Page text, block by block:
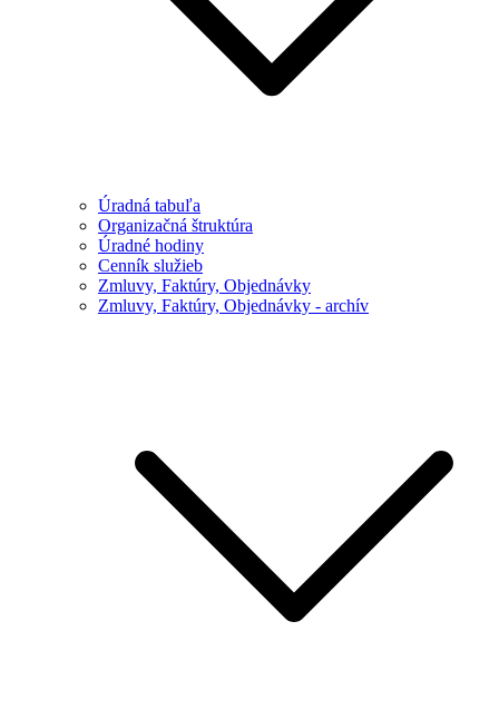
Úradná tabuľa
Organizačná štruktúra
Úradné hodiny
Cenník služieb
Zmluvy, Faktúry, Objednávky
Zmluvy, Faktúry, Objednávky - archív